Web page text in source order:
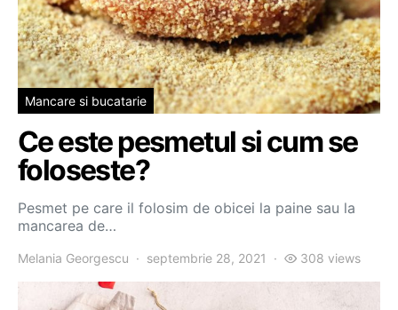
Mancare si bucatarie
Ce este pesmetul si cum se
foloseste?
Pesmet pe care il folosim de obicei la paine sau la
mancarea de…
Melania Georgescu septembrie 28, 2021 308 views